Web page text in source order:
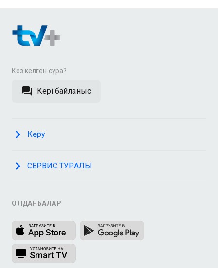
Кез келген сұрақ?
Кері байланыс
Көру
СЕРВИС ТУРАЛЫ
ҚОЛДАНБАЛАР